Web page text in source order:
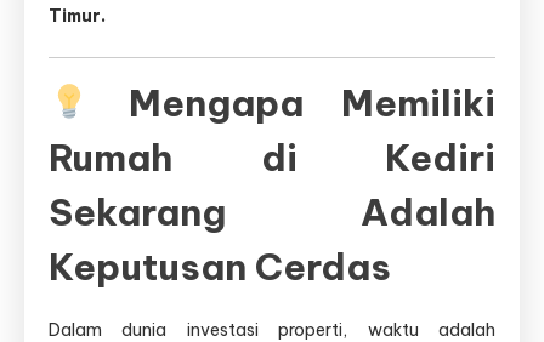
Timur.
Mengapa Memiliki
Rumah di Kediri
Sekarang Adalah
Keputusan Cerdas
Dalam dunia investasi properti, waktu adalah